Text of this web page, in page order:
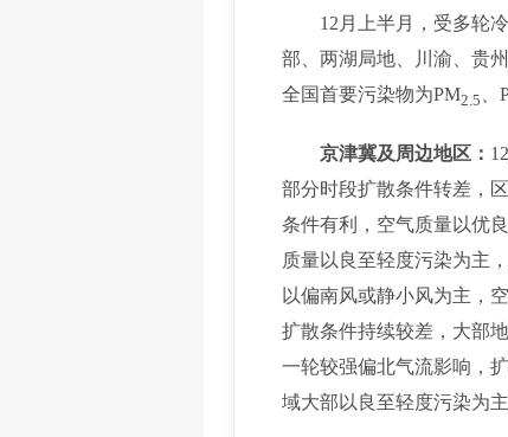
12月上半月，受多轮冷
部、两湖局地、川渝、贵
全国首要污染物为PM2.5
京津冀及周边地区：
部分时段扩散条件转差，
条件有利，空气质量以优
质量以良至轻度污染为主
以偏南风或静小风为主，
扩散条件持续较差，大部
一轮较强偏北气流影响，
域大部以良至轻度污染为